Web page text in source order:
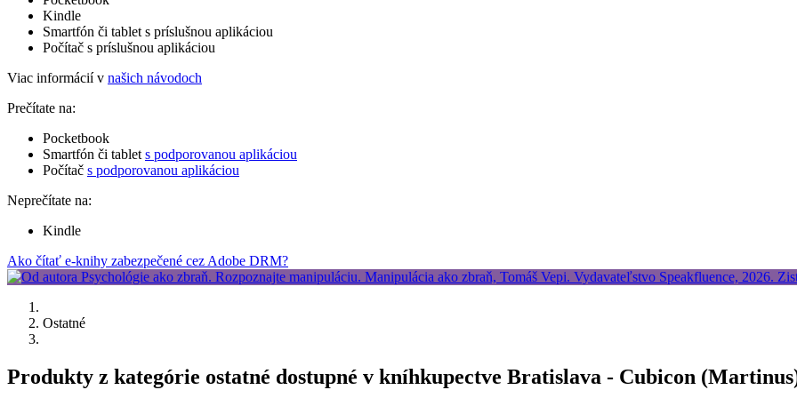
Kindle
Smartfón či tablet s príslušnou aplikáciou
Počítač s príslušnou aplikáciou
Viac informácií v našich návodoch
Prečítate na:
Pocketbook
Smartfón či tablet s podporovanou aplikáciou
Počítač s podporovanou aplikáciou
Neprečítate na:
Kindle
Ako čítať e-knihy zabezpečené cez Adobe DRM?
Ostatné
Produkty z kategórie ostatné dostupné v kníhkupectve Bratislava - Cubicon